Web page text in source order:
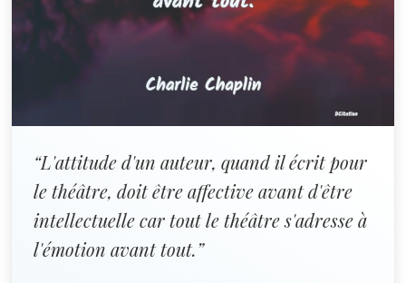
“L'attitude d'un auteur, quand il écrit pour
le théâtre, doit être affective avant d'être
intellectuelle car tout le théâtre s'adresse à
l'émotion avant tout.”